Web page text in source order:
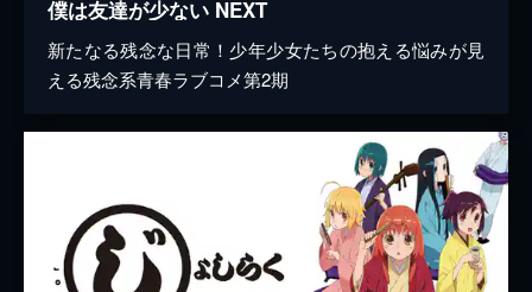
僕は友達が少ない NEXT
新たなる残念な日常！少年少女たちの抱える悩みが見
える残念系青春ラブコメ第2期